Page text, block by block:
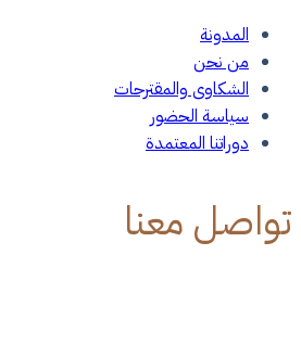
المدونة
من نحن
الشكاوى والمقترحات
سياسة الحضور
دوراتنا المعتمدة
تواصل معنا